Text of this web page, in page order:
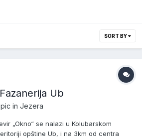
SORT BY
Ub
in Jezera
„Okno“ se nalazi u Kolubarskom
opštine Ub, i na 3km od centra